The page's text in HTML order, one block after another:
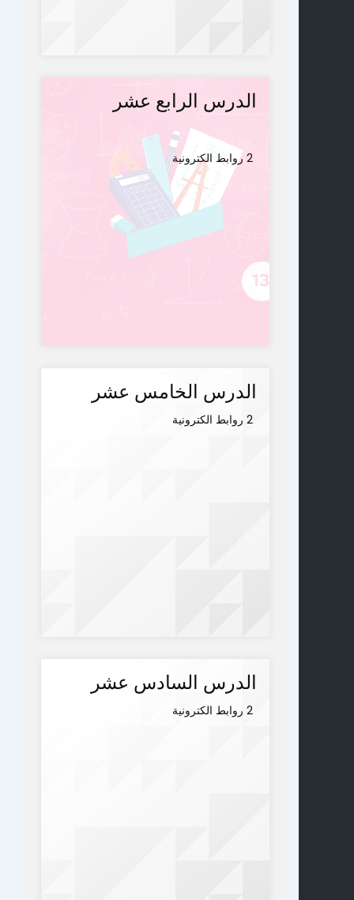
الدرس الرابع عشر
2 روابط الكترونية
الدرس الخامس عشر
2 روابط الكترونية
الدرس السادس عشر
2 روابط الكترونية